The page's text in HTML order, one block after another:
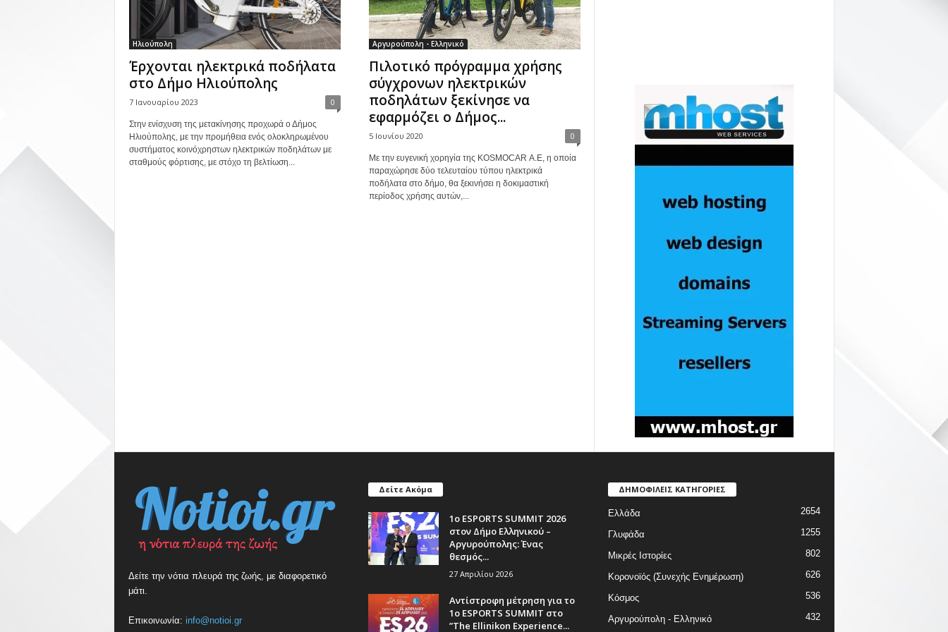
Ηλιούπολη
Έρχονται ηλεκτρικά ποδήλατα
στο Δήμο Ηλιούπολης
7 Ιανουαρίου 2023 0
Στην ενίσχυση της μετακίνησης προχωρά ο Δήμος
Ηλιούπολης, με την προμήθεια ενός ολοκληρωμένου
συστήματος κοινόχρηστων ηλεκτρικών ποδηλάτων με
σταθμούς φόρτισης, με στόχο τη βελτίωση...
Αργυρούπολη - Ελληνικό
Πιλοτικό πρόγραμμα χρήσης
σύγχρονων ηλεκτρικών
ποδηλάτων ξεκίνησε να
εφαρμόζει ο Δήμος...
5 Ιουνίου 2020 0
Με την ευγενική χορηγία της ΚOSMOCAR Α.Ε, η οποία
παραχώρησε δύο τελευταίου τύπου ηλεκτρικά
ποδήλατα στο δήμο, θα ξεκινήσει η δοκιμαστική
περίοδος χρήσης αυτών,...
Δείτε την νότια πλευρά της ζωής, με διαφορετικό
μάτι.
Επικοινωνία: info@notioi.gr
Δείτε Ακόμα
1ο ESPORTS SUMMIT 2026
στον Δήμο Ελληνικού –
Αργυρούπολης: Ένας
θεσμός...
27 Απριλίου 2026
Αντίστροφη μέτρηση για το
1ο ESPORTS SUMMIT στο
”The Ellinikon Experience...
ΔΗΜΟΦΙΛΕΙΣ ΚΑΤΗΓΟΡΙΕΣ
Ελλάδα 2654
Γλυφάδα 1255
Μικρές Ιστορίες 802
Κορονοϊός (Συνεχής Ενημέρωση) 626
Κόσμος 536
Αργυρούπολη - Ελληνικό 432